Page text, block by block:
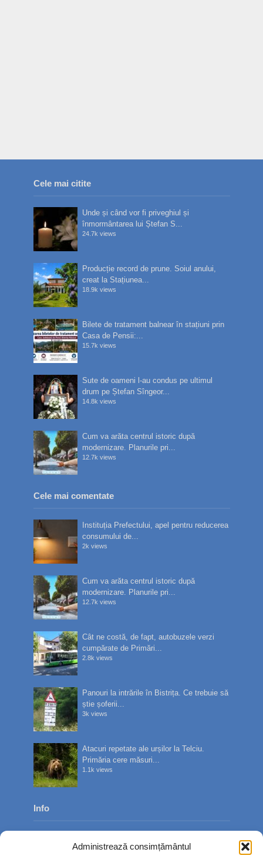
Administrează consimțământul
Cele mai citite
Unde și când vor fi priveghiul și
înmormântarea lui Ștefan S...
24.7k views
Producție record de prune. Soiul anului,
creat la Stațiunea...
18.9k views
Bilete de tratament balnear în stațiuni prin
Casa de Pensii:...
15.7k views
Sute de oameni l-au condus pe ultimul
drum pe Ștefan Sîngeor...
14.8k views
Cum va arăta centrul istoric după
modernizare. Planurile pri...
12.7k views
Cele mai comentate
Instituția Prefectului, apel pentru reducerea
consumului de...
2k views
Cum va arăta centrul istoric după
modernizare. Planurile pri...
12.7k views
Cât ne costă, de fapt, autobuzele verzi
cumpărate de Primări...
2.8k views
Panouri la intrările în Bistrița. Ce trebuie să
știe șoferii...
3k views
Atacuri repetate ale urșilor la Telciu.
Primăria cere măsuri...
1.1k views
Info